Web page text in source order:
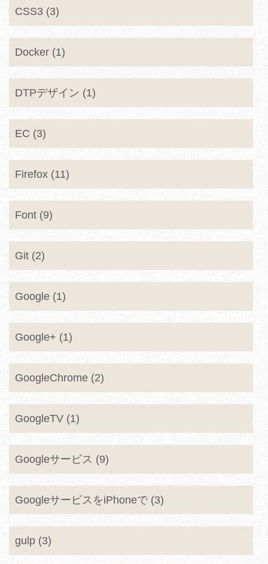
CSS3 (3)
Docker (1)
DTPデザイン (1)
EC (3)
Firefox (11)
Font (9)
Git (2)
Google (1)
Google+ (1)
GoogleChrome (2)
GoogleTV (1)
Googleサービス (9)
GoogleサービスをiPhoneで (3)
gulp (3)